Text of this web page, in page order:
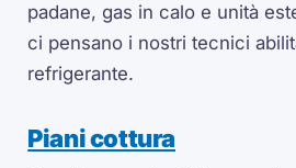
padane, gas in calo e unità
ci pensano i nostri tecnici
refrigerante.
Piani cottura